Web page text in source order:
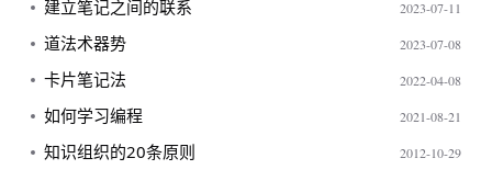
建立笔记之间的联系 2023-07-11
道法术器势 2023-07-08
卡片笔记法 2022-04-08
如何学习编程 2021-08-21
知识组织的20条原则 2012-10-29